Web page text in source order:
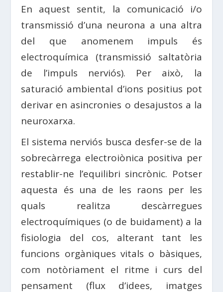
En aquest sentit, la comunicació i/o
transmissió d’una neurona a una altra
del que anomenem impuls és
electroquímica (transmissió saltatòria
de l’impuls nerviós). Per això, la
saturació ambiental d’ions positius pot
derivar en asincronies o desajustos a la
neuroxarxa.
El sistema nerviós busca desfer-se de la
sobrecàrrega electroiònica positiva per
restablir-ne l’equilibri sincrònic. Potser
aquesta és una de les raons per les
quals realitza descàrregues
electroquímiques (o de buidament) a la
fisiologia del cos, alterant tant les
funcions orgàniques vitals o bàsiques,
com notòriament el ritme i curs del
pensament (flux d’idees, imatges